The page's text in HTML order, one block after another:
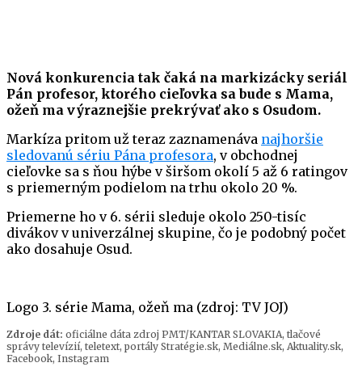
Nová konkurencia tak čaká na markizácky seriál
Pán profesor, ktorého cieľovka sa bude s Mama,
ožeň ma výraznejšie prekrývať ako s Osudom.
Markíza pritom už teraz zaznamenáva najhoršie
sledovanú sériu Pána profesora, v obchodnej
cieľovke sa s ňou hýbe v širšom okolí 5 až 6 ratingov
s priemerným podielom na trhu okolo 20 %.
Priemerne ho v 6. sérii sleduje okolo 250-tisíc
divákov v univerzálnej skupine, čo je podobný počet
ako dosahuje Osud.
Logo 3. série Mama, ožeň ma (zdroj: TV JOJ)
Zdroje dát: oficiálne dáta zdroj PMT/KANTAR SLOVAKIA, tlačové
správy televízií, teletext, portály Stratégie.sk, Mediálne.sk, Aktuality.sk,
Facebook, Instagram